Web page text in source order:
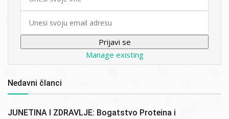
Manage existing
Nedavni članci
JUNETINA I ZDRAVLJE: Bogatstvo Proteina i